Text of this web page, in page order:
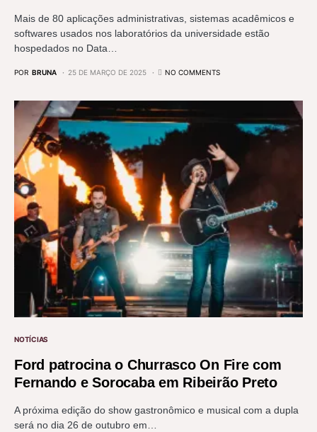
Mais de 80 aplicações administrativas, sistemas acadêmicos e
softwares usados nos laboratórios da universidade estão
hospedados no Data…
POR BRUNA 25 DE MARÇO DE 2025 NO COMMENTS
NOTÍCIAS
Ford patrocina o Churrasco On Fire com
Fernando e Sorocaba em Ribeirão Preto
A próxima edição do show gastronômico e musical com a dupla
será no dia 26 de outubro em…